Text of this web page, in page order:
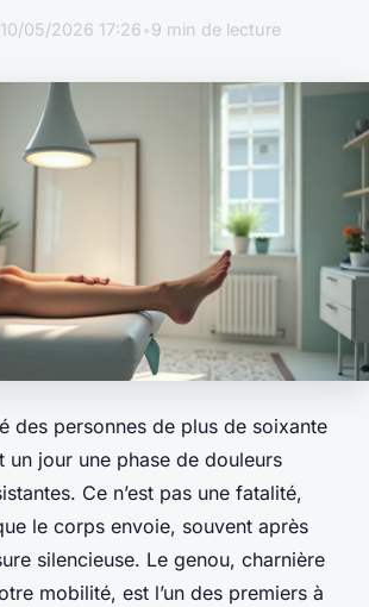
10/05/2026 17:26 9 min de lecture
des personnes de plus de soixante
un jour une phase de douleurs
Ce n’est pas une fatalité,
le corps envoie, souvent après
silencieuse. Le genou, charnière
mobilité, est l’un des premiers à